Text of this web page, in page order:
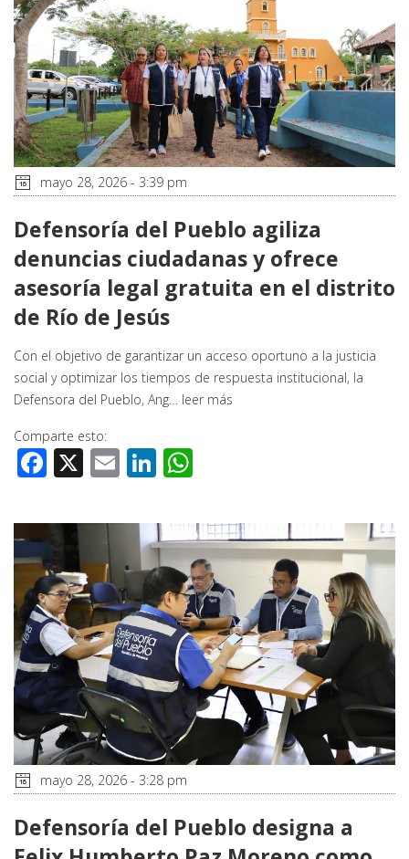
mayo 28, 2026 - 3:39 pm
Defensoría del Pueblo agiliza
denuncias ciudadanas y ofrece
asesoría legal gratuita en el distrito
de Río de Jesús
Con el objetivo de garantizar un acceso oportuno a la justicia
social y optimizar los tiempos de respuesta institucional, la
Defensora del Pueblo, Ang… leer más
Comparte esto:
Facebook
X EmailLinkedIn
mayo 28, 2026 - 3:28 pm
Defensoría del Pueblo designa a